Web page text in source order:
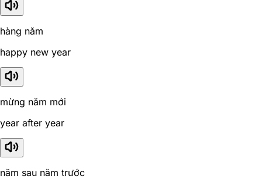
hàng năm
happy new year
mừng năm mới
year after year
năm sau năm trước